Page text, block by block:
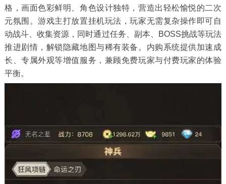
格，画面色彩鲜明、角色设计独特，营造出轻松愉悦的二次
元氛围。游戏主打放置挂机玩法，玩家无需复杂操作即可自
动战斗、收集资源，同时通过任务、副本、BOSS挑战等玩法
推进剧情，解锁隐藏地图与稀有装备。内购系统提供加速成
长、专属外观等增值服务，兼顾免费玩家与付费玩家的体验
平衡。